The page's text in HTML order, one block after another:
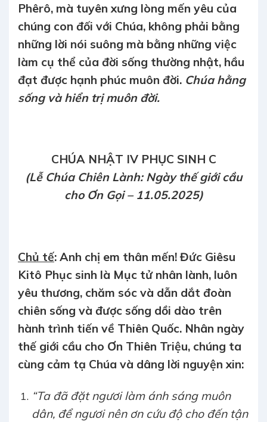
Phêrô, mà tuyên xưng lòng mến yêu của
chúng con đối với Chúa, không phải bằng
những lời nói suông mà bằng những việc
làm cụ thể của đời sống thường nhật, hầu
đạt được hạnh phúc muôn đời. Chúa hằng
sống và hiển trị muôn đời.
CHÚA NHẬT IV PHỤC SINH C
(Lễ Chúa Chiên Lành: Ngày thế giới cầu
cho Ơn Gọi – 11.05.2025)
Chủ tế: Anh chị em thân mến! Đức Giêsu
Kitô Phục sinh là Mục tử nhân lành, luôn
yêu thương, chăm sóc và dẫn dắt đoàn
chiên sống và được sống dồi dào trên
hành trình tiến về Thiên Quốc. Nhân ngày
thế giới cầu cho Ơn Thiên Triệu, chúng ta
cùng cảm tạ Chúa và dâng lời nguyện xin:
“Ta đã đặt ngươi làm ánh sáng muôn
dân, để ngươi nên ơn cứu độ cho đến tận